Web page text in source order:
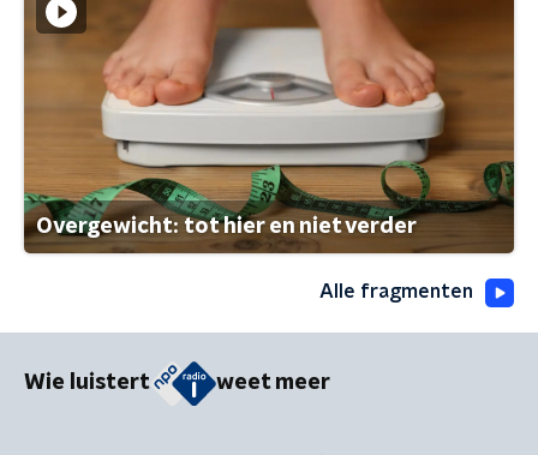
Overgewicht: tot hier en niet verder
Alle fragmenten
Wie luistert weet meer